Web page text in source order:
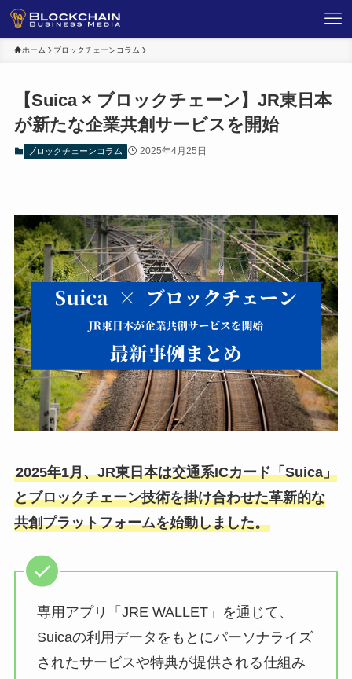
ホーム ブロックチェーンコラム
【Suica × ブロックチェーン】JR東日本
が新たな企業共創サービスを開始
ブロックチェーンコラム 2025年4月25日
2025年1月、JR東日本は交通系ICカード「Suica」
とブロックチェーン技術を掛け合わせた革新的な
共創プラットフォームを始動しました。
専用アプリ「JRE WALLET」を通じて、
Suicaの利用データをもとにパーソナライズ
されたサービスや特典が提供される仕組み